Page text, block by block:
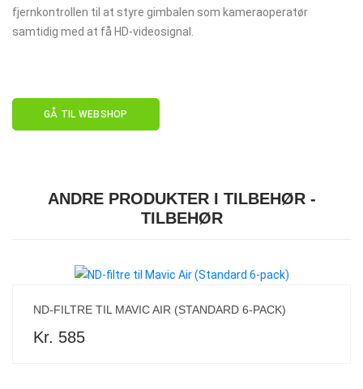
fjernkontrollen til at styre gimbalen som kameraoperatør
samtidig med at få HD-videosignal.
GÅ TIL WEBSHOP
ANDRE PRODUKTER I TILBEHØR -
TILBEHØR
ND-FILTRE TIL MAVIC AIR (STANDARD 6-PACK)
Kr. 585